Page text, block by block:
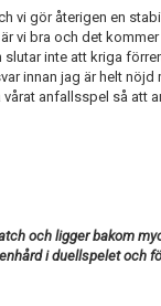
vi gör återigen en
vi bra och det
inte att kriga
innan jag är helt nöjd
anfallsspel så att
och ligger bakom
i duellspelet och